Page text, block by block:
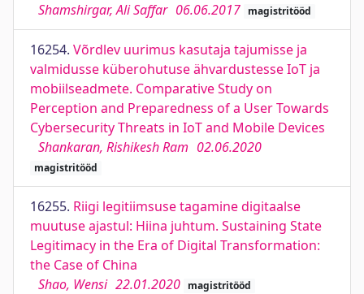
Shamshirgar, Ali Saffar 06.06.2017 magistritööd
16254. Võrdlev uurimus kasutaja tajumisse ja
valmidusse küberohutuse ähvardustesse IoT ja
mobiilseadmete. Comparative Study on
Perception and Preparedness of a User Towards
Cybersecurity Threats in IoT and Mobile Devices
Shankaran, Rishikesh Ram 02.06.2020
magistritööd
16255. Riigi legitiimsuse tagamine digitaalse
muutuse ajastul: Hiina juhtum. Sustaining State
Legitimacy in the Era of Digital Transformation:
the Case of China
Shao, Wensi 22.01.2020 magistritööd